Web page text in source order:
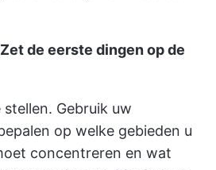
de eerste dingen op de
Gebruik uw
op welke gebieden u
concentreren en wat